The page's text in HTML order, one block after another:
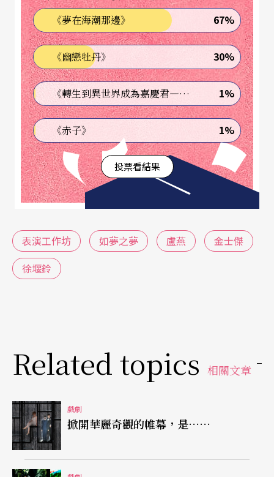
乃箏飾演的顧香蘭和湯志偉飾演的杜象伯爵，在戲
裡看起來扁平且疏離，也是極為可惜的。
飾演老年顧香蘭的盧燕，在劇中有一句台詞：「現
代人都沒什麼層次了」，一開場的醫院病房場景，
五個病人死掉四個，幾位慟失親友的家屬，其反應
與言行，就表演而論，即屬沒有層次的，甚至是卡
通式的誇張演法，與全劇的情調很不搭合。另外，
像是台灣觀光客到巴黎餐廳點餐的一景，及五號與
江紅在諾曼第城堡裡被誤認為日本藝術家，看起來
就像表坊在《亂民全講》中「全球化」那場在飛機
客艙裡的戲一樣，玩著翻譯、誤譯、漏譯等語言遊
戲，就只是讓觀眾大笑。還有像杜象伯爵與其夫人
不熟悉的「新」劇場
平心而論，五年前在臺北藝術大學的演出，排練工
作已經多在該校戲劇廳進行，熟練度不成問題，但
這次的製作根本就是一項不可能的任務，僅花了三
《夢在海潮那邊》 67%
《幽戀牡丹》 30%
《轉生到異世界成為嘉慶君—發現我的祖先是詐騙集團!?》 1%
《赤子》 1%
投票看結果
表演工作坊 如夢之夢 盧燕
金士傑
徐堰鈴
Related topics 相關文章
戲劇
掀開華麗奇觀的帷幕，是……